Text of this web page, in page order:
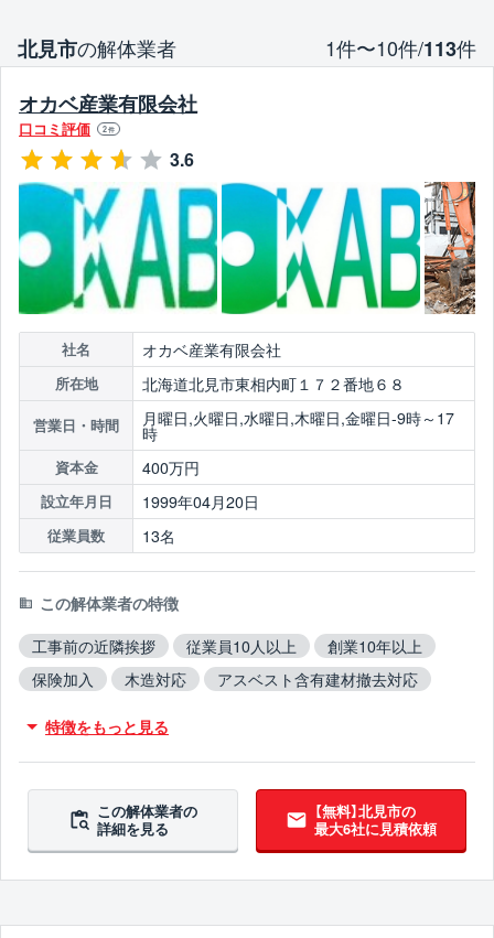
北見市の解体業者 1件〜10件/113件
オカベ産業有限会社
口コミ評価 2件
3.6
社名 オカベ産業有限会社
所在地 北海道北見市東相内町１７２番地６８
営業日・時間 月曜日,火曜日,水曜日,木曜日,金曜日-9時～17
時
資本金 400万円
設立年月日 1999年04月20日
従業員数 13名
この解体業者の特徴
工事前の近隣挨拶
従業員10人以上
創業10年以上
保険加入
木造対応
アスベスト含有建材撤去対応
特徴をもっと見る
この解体業者の
詳細を見る
【無料】北見市の
最大6社に見積依頼